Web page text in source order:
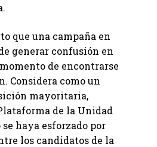
que una campaña en
generar confusión en
de encontrarse
Considera como un
mayoritaria,
de la Unidad
haya esforzado por
los candidatos de la